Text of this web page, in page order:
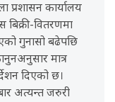
प्रशासन कार्यालय
बिक्री-वितरणमा
गुनासो बढेपछि
मात्र
दिएको छ।
अत्यन्त जरुरी